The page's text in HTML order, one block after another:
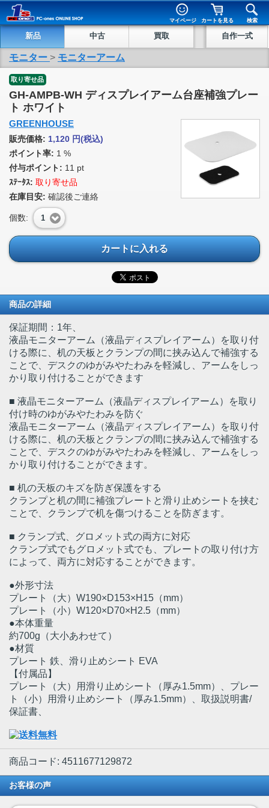
マイページ カートを見る 検索
新品 中古 買取 自作一式
モニター > モニターアーム
取り寄せ品
GH-AMPB-WH ディスプレイアーム台座補強プレー
ト ホワイト
GREENHOUSE
販売価格: 1,120 円(税込)
ポイント率: 1 %
付与ポイント: 11 pt
ｽﾃｰﾀｽ: 取り寄せ品
在庫目安: 確認後ご連絡
個数: 1
カートに入れる
商品の詳細
保証期間：1年、
液晶モニターアーム（液晶ディスプレイアーム）を取り付
ける際に、机の天板とクランプの間に挟み込んで補強する
ことで、デスクのゆがみやたわみを軽減し、アームをしっ
かり取り付けることができます
■ 液晶モニターアーム（液晶ディスプレイアーム）を取り
付け時のゆがみやたわみを防ぐ
液晶モニターアーム（液晶ディスプレイアーム）を取り付
ける際に、机の天板とクランプの間に挟み込んで補強する
ことで、デスクのゆがみやたわみを軽減し、アームをしっ
かり取り付けることができます。
■ 机の天板のキズを防ぎ保護をする
クランプと机の間に補強プレートと滑り止めシートを挟む
ことで、クランプで机を傷つけることを防ぎます。
■ クランプ式、グロメット式の両方に対応
クランプ式でもグロメット式でも、プレートの取り付け方
によって、両方に対応することができます。
●外形寸法
プレート（大）W190×D153×H15（mm）
プレート（小）W120×D70×H2.5（mm）
●本体重量
約700g（大小あわせて）
●材質
プレート 鉄、滑り止めシート EVA
【付属品】
プレート（大）用滑り止めシート（厚み1.5mm）、プレー
ト（小）用滑り止めシート（厚み1.5mm）、取扱説明書/
保証書、
商品コード: 4511677129872
お客様の声